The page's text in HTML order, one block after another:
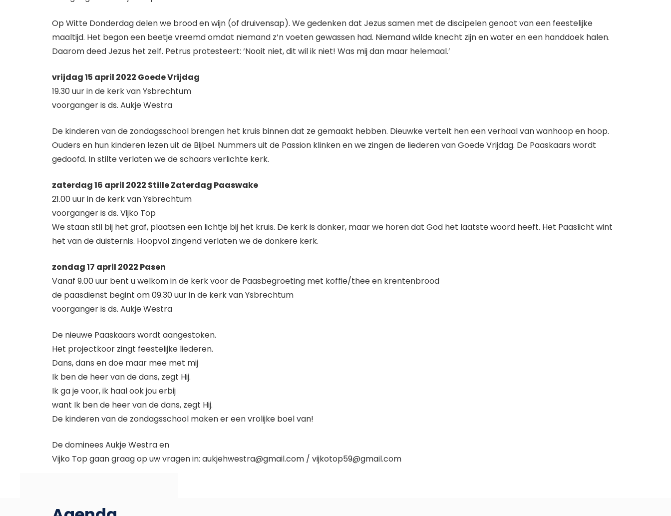
Op Witte Donderdag delen we brood en wijn (of druivensap). We gedenken dat Jezus samen met de discipelen genoot van een feestelijke
maaltijd. Het begon een beetje vreemd omdat niemand z’n voeten gewassen had. Niemand wilde knecht zijn en water en een handdoek halen.
Daarom deed Jezus het zelf. Petrus protesteert: ‘Nooit niet, dit wil ik niet! Was mij dan maar helemaal.’
vrijdag 15 april 2022 Goede Vrijdag
19.30 uur in de kerk van Ysbrechtum
voorganger is ds. Aukje Westra
De kinderen van de zondagsschool brengen het kruis binnen dat ze gemaakt hebben. Dieuwke vertelt hen een verhaal van wanhoop en hoop.
Ouders en hun kinderen lezen uit de Bijbel. Nummers uit de Passion klinken en we zingen de liederen van Goede Vrijdag. De Paaskaars wordt
gedoofd. In stilte verlaten we de schaars verlichte kerk.
zaterdag 16 april 2022 Stille Zaterdag Paaswake
21.00 uur in de kerk van Ysbrechtum
voorganger is ds. Vijko Top
We staan stil bij het graf, plaatsen een lichtje bij het kruis. De kerk is donker, maar we horen dat God het laatste woord heeft. Het Paaslicht wint
het van de duisternis. Hoopvol zingend verlaten we de donkere kerk.
zondag 17 april 2022 Pasen
Vanaf 9.00 uur bent u welkom in de kerk voor de Paasbegroeting met koffie/thee en krentenbrood
de paasdienst begint om 09.30 uur in de kerk van Ysbrechtum
voorganger is ds. Aukje Westra
De nieuwe Paaskaars wordt aangestoken.
Het projectkoor zingt feestelijke liederen.
Dans, dans en doe maar mee met mij
Ik ben de heer van de dans, zegt Hij.
Ik ga je voor, ik haal ook jou erbij
want Ik ben de heer van de dans, zegt Hij.
De kinderen van de zondagsschool maken er een vrolijke boel van!
De dominees Aukje Westra en
Vijko Top gaan graag op uw vragen in: aukjehwestra@gmail.com / vijkotop59@gmail.com